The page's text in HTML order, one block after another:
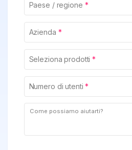
AI per PDF
Chat con PDF
Riassunto PDF AI
Traduzione PDF AI
Controllo grammatica AI
Chat con immagine
Rilevatore di contenuti AI
Pubblicazione
Freelancer
Recensioni e premi
Storie di clienti
Recensioni di clienti
Confronto dei software PDF
Paese / regione
Azienda
Seleziona prodotti
Numero di utenti